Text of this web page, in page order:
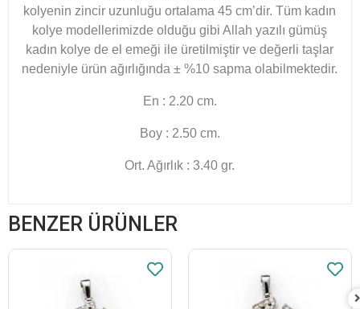
kolyenin zincir uzunluğu ortalama 45 cm’dir. Tüm kadın
kolye modellerimizde olduğu gibi Allah yazılı gümüş
kadın kolye de el emeği ile üretilmiştir ve değerli taşlar
nedeniyle ürün ağırlığında ± %10 sapma olabilmektedir.
En : 2.20 cm.
Boy : 2.50 cm.
Ort. Ağırlık : 3.40 gr.
BENZER ÜRÜNLER